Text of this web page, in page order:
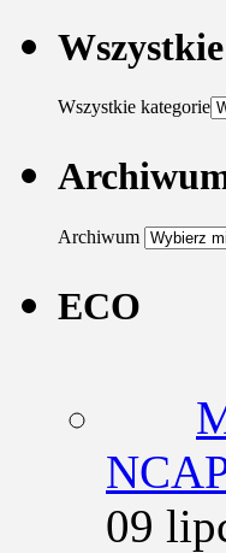
Wszystkie kategorie
Archiwum
ECO
09